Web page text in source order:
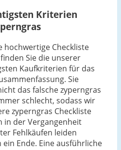
Kriterien
hochwertige Checkliste
Sie die unserer
Kaufkriterien für das
Sie
das falsche zyperngras
schlecht, sodass wir
zyperngras Checkliste
in der Vergangenheit
Fehlkäufen leiden
Ende. Eine ausführliche